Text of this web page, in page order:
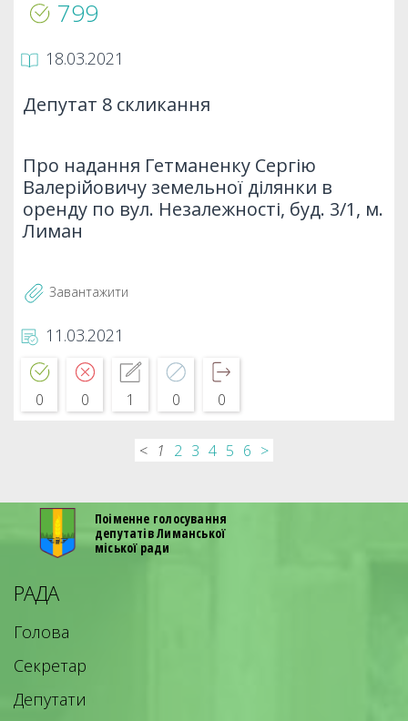
799
18.03.2021
Депутат 8 скликання
Про надання Гетманенку Сергію
Валерійовичу земельної ділянки в
оренду по вул. Незалежності, буд. 3/1, м.
Лиман
Завантажити
11.03.2021
0 0 1 0 0
< 1 2 3 4 5 6 >
Поіменне голосування
депутатів Лиманської
міської ради
РАДА
Голова
Секретар
Депутати